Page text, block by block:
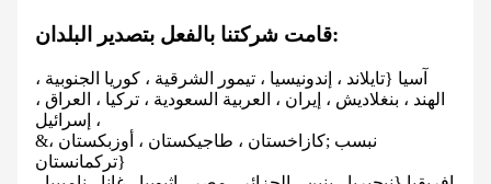
قامت شركتنا بالفعل بتصدير البلدان:
آسيا {تايلاند ، إندونيسيا ، تيمور الشرقية ، كوريا الجنوبية ،
الهند ، بنغلاديش ، إيران ، العربية السعودية ، تركيا ، العراق ،
إسرائيل ،
&نبسب ;كازاخستان ، طاجيكستان ، أوزبكستان ،
تركمانستان}